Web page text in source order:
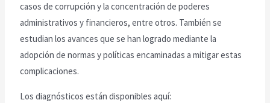
casos de corrupción y la concentración de poderes
administrativos y financieros, entre otros. También se
estudian los avances que se han logrado mediante la
adopción de normas y políticas encaminadas a mitigar estas
complicaciones.
Los diagnósticos están disponibles aquí: